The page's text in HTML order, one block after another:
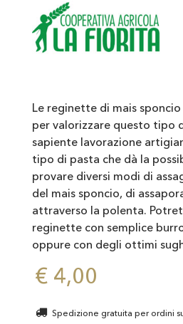
Le reginette di mais
per valorizzare questo tipo
sapiente lavorazione
tipo di pasta che dà la
provare diversi modi di
del mais sponcio, di
attraverso la polenta.
reginette con semplice
oppure con degli ottimi
€ 4,00
Spedizione gratuita per ordini